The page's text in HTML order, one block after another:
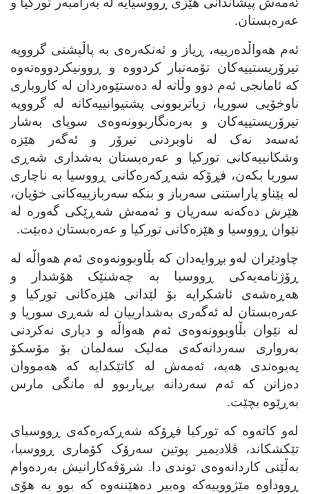
عه‌ره‌بستان.
ئه‌م هه‌واڵده‌رییه‌، ڕیاز و ئه‌نکه‌ره‌ی به‌ پاڵپشتی گرووپه‌
تیرۆریستییه‌کان تۆمه‌تبار کردووه‌ و ڕوونیکردووه‌ته‌وه‌
که‌ ئامانجی ئه‌م دوو وڵاته‌ له‌ ده‌ستێوه‌ردان له‌ کاروباری
ناوخۆیی سوریا، زیاتربوونی پشتیوانییه‌کانه‌ له‌ گرووپه‌
تیرۆریستییه‌کان و به‌ره‌نگاربوونه‌وه‌ی سوپای به‌شار
ئه‌سه‌د نه‌ک له‌ ناوبردنی تیرۆر و ئه‌گه‌ر هێزه‌
وشکانییه‌کانی تورکیا و عه‌ره‌بستان به‌شداری شه‌ڕی
سوریا بکه‌ن، فڕۆکه‌ شه‌ڕکه‌ره‌کانی ڕووسیا به‌ ناچاری
له‌ پێناو پاراستنی سه‌رباز و بنکه‌ سه‌ربازییه‌کانی خۆیان،
هێرش ده‌که‌نه‌ سه‌ریان و ئه‌مه‌ش شه‌ڕێکی گه‌وره‌ له‌
نێوان ڕووسیا و هێزه‌کانی تورکیا و عه‌ره‌بستان ده‌بێت.
چاودێران له‌و بڕوایه‌دان که‌ بڵاوبوونه‌وه‌ی ئه‌م هه‌واڵه‌ له‌
ڕۆژنامه‌یه‌کی ڕووسیا به‌ چه‌شنێک هۆشدار و
هه‌ڕه‌شه‌ی ئاشکرایه‌ بۆ لێدانی هێزه‌کانی تورکیا و
عه‌ره‌بستان له‌ ئه‌گه‌ری به‌شدارییان له‌ شه‌ڕی سوریا و
له‌ نێوان بڵاوبوونه‌وه‌ی ئه‌م هه‌واڵه‌ و دیاری نه‌کردنی
به‌رواری سه‌ردانه‌که‌ی مه‌لیک سه‌لمان بۆ مۆسکۆ
په‌یوه‌ندی هه‌یه‌، ئه‌مه‌ش له‌ کاتێکدایه‌ که‌ هه‌مووان
ده‌زانن که‌ ئه‌م سه‌ردانه‌ بڕیاربوو له‌ مانگی مارس
به‌ڕێوه‌ بچێت.
له‌و کاته‌وه‌ که‌ تورکیا فڕۆکه‌ شه‌ڕکه‌ره‌که‌ی ڕووسیای
تێکشکاند، ڤلادیمیر پوتین سه‌رۆک کۆماری ڕووسیا،
به‌ڵێنی کاردانه‌وه‌ی توندی دا. شرۆڤه‌کارانیش به‌رده‌وام
ڕووداوه‌ مێژووییه‌که‌ وه‌بیر ده‌هێننه‌وه‌ که‌ بوو به‌ هۆی